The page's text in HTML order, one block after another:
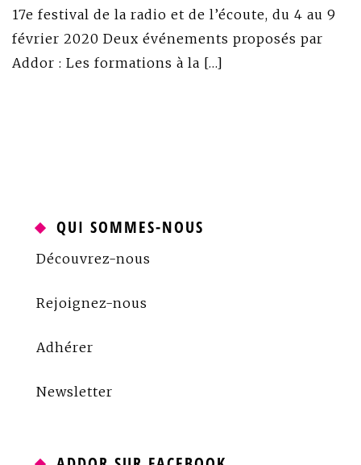
17e festival de la radio et de l’écoute, du 4 au 9
février 2020 Deux événements proposés par
Addor : Les formations à la […]
QUI SOMMES-NOUS
Découvrez-nous
Rejoignez-nous
Adhérer
Newsletter